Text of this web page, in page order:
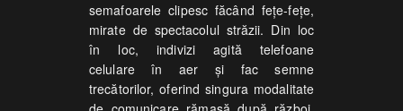
semafoarele clipesc făcând feţe-feţe,
mirate de spectacolul străzii. Din loc
în loc, indivizi agită telefoane
celulare în aer şi fac semne
trecătorilor, oferind singura modalitate